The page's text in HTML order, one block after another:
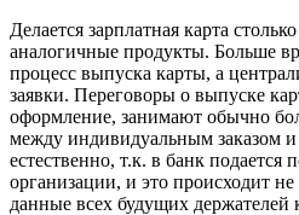
Делается зарплатная карта
аналогичные продукты. Больше
процесс выпуска карты, а
заявки. Переговоры о выпуске
оформление, занимают обычно
между индивидуальным заказом
естественно, т.к. в банк
организации, и это происходит
данные всех будущих держателей